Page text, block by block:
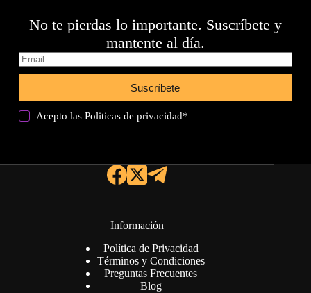
No te pierdas lo importante. Suscríbete y
mantente al día.
Suscríbete
Acepto lasPoliticas de privacidad*
Información
Política de Privacidad
Términos y Condiciones
Preguntas Frecuentes
Blog